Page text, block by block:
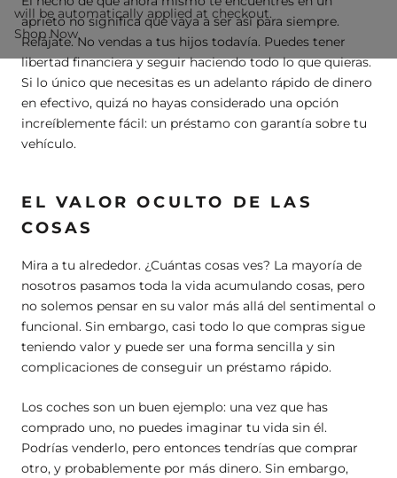
aprieto no significa que vaya a ser así para siempre.
Relájate. No vendas a tus hijos todavía. Puedes tener
libertad financiera y seguir haciendo todo lo que quieras.
Si lo único que necesitas es un adelanto rápido de dinero
en efectivo, quizá no hayas considerado una opción
increíblemente fácil: un préstamo con garantía sobre tu
vehículo.
EL VALOR OCULTO DE LAS
COSAS
Mira a tu alrededor. ¿Cuántas cosas ves? La mayoría de
nosotros pasamos toda la vida acumulando cosas, pero
no solemos pensar en su valor más allá del sentimental o
funcional. Sin embargo, casi todo lo que compras sigue
teniendo valor y puede ser una forma sencilla y sin
complicaciones de conseguir un préstamo rápido.
Los coches son un buen ejemplo: una vez que has
comprado uno, no puedes imaginar tu vida sin él.
Podrías venderlo, pero entonces tendrías que comprar
otro, y probablemente por más dinero. Sin embargo,
will be automatically applied at checkout.
Shop Now